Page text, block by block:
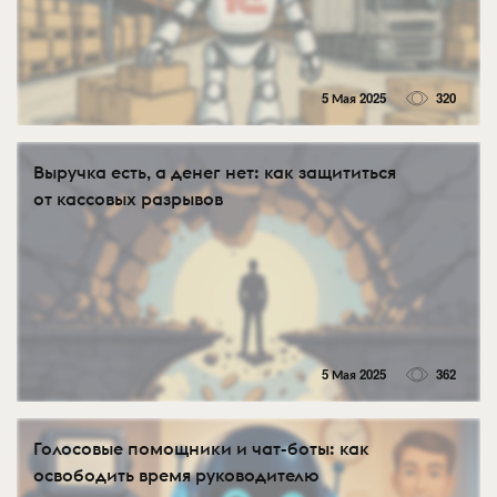
5 Мая 2025 320
Выручка есть, а денег нет: как защититься
от кассовых разрывов
5 Мая 2025 362
Голосовые помощники и чат-боты: как
освободить время руководителю